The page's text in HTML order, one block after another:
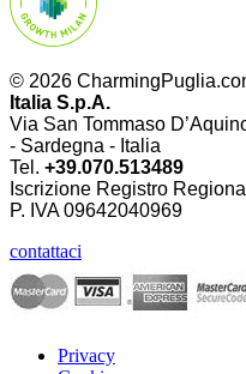
© 2026
Italia S.p.A.
Via San Tommaso
- Sardegna - Italia
Tel. +39.070.513489
Iscrizione Registro
P. IVA09642040969
contattaci
Privacy